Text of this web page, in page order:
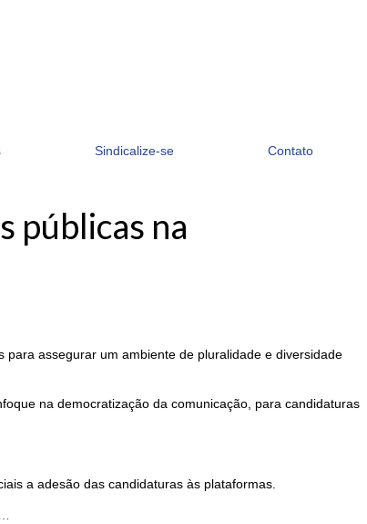
Sindicalize-se Contato
públicas na
assegurar um ambiente de pluralidade e diversidade
na democratização da comunicação, para candidaturas
a adesão das candidaturas às plataformas.